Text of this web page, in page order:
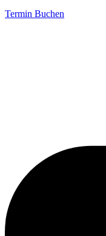
Termin Buchen